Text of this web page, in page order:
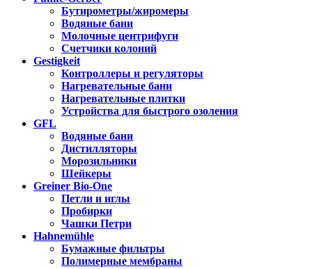
Бутирометры/жиромеры
Водяные бани
Молочные центрифуги
Счетчики колоний
Gestigkeit
Контроллеры и регуляторы
Нагревательные бани
Нагревательные плитки
Устройства для быстрого озоления
GFL
Водяные бани
Дистилляторы
Морозильники
Шейкеры
Greiner Bio-One
Петли и иглы
Пробирки
Чашки Петри
Hahnemühle
Бумажные фильтры
Полимерные мембраны